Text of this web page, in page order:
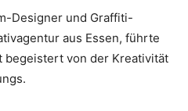
Designer und Graffiti-
aus Essen, führte
begeistert von der Kreativität